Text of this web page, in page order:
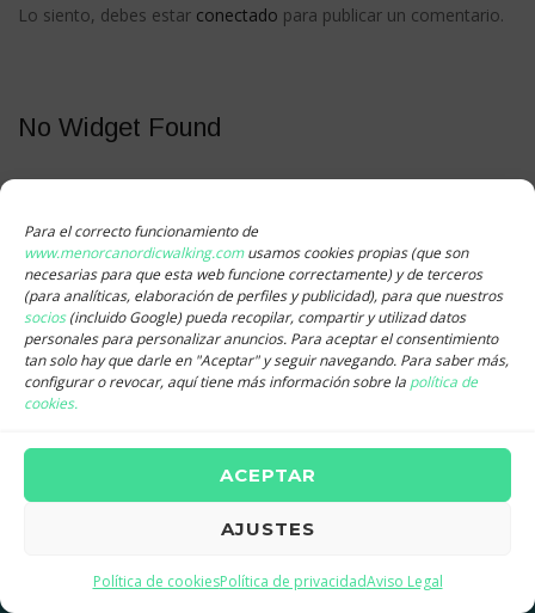
Para el correcto funcionamiento de
www.menorcanordicwalking.com usamos cookies propias (que son
necesarias para que esta web funcione correctamente) y de terceros
(para analíticas, elaboración de perfiles y publicidad), para que nuestros
socios(incluido Google) pueda recopilar, compartir y utilizad datos
personales para personalizar anuncios. Para aceptar el consentimiento
tan solo hay que darle en "Aceptar" y seguir navegando. Para saber más,
configurar o revocar, aquí tiene más información sobre la política de
cookies.
ACEPTAR
AJUSTES
Política de cookiesPolítica de privacidadAviso Legal
Lo siento, debes estar conectado para publicar un comentario.
No Widget Found
going toAdmin > Appearance > Widgets
"Right Sidebar for Pages"area.
Copyright © 2026Menorca Nordic Walking. All rights reserved.
Aviso Legal
Qué es?
Quién somos? Blog Contacto